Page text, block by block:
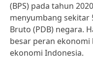
(BPS) pada tahun
menyumbang sekitar
Bruto (PDB) negara.
besar peran
ekonomi Indonesia.